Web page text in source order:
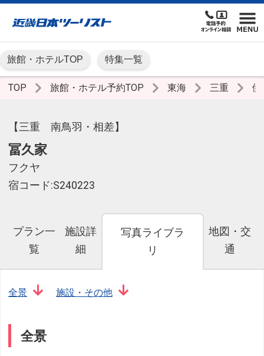
旅館・ホテルTOP 特集一覧
TOP 旅館・ホテル予約TOP 東海 三重
【三重 南鳥羽・相差】
冨久家
フクヤ
宿コード:S240223
プラン一
覧
施設詳
細
写真ライブラ
リ
地図・交
通
全景 施設・その他
全景